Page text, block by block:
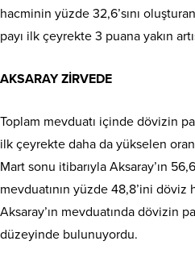
hacminin yüzde 32,6’sını
payı ilk çeyrek­te 3 puana yakın
AKSARAY ZİRVEDE
Toplam mevduatı içinde dö­vizin
ilk çeyrekte daha da yükselen
Mart sonu itibarıyla Aksaray’ın
mevduatının yüzde 48,8’ini döviz
Aksaray’ın mevduatın­da dövizin
düzeyinde bulunu­yordu.